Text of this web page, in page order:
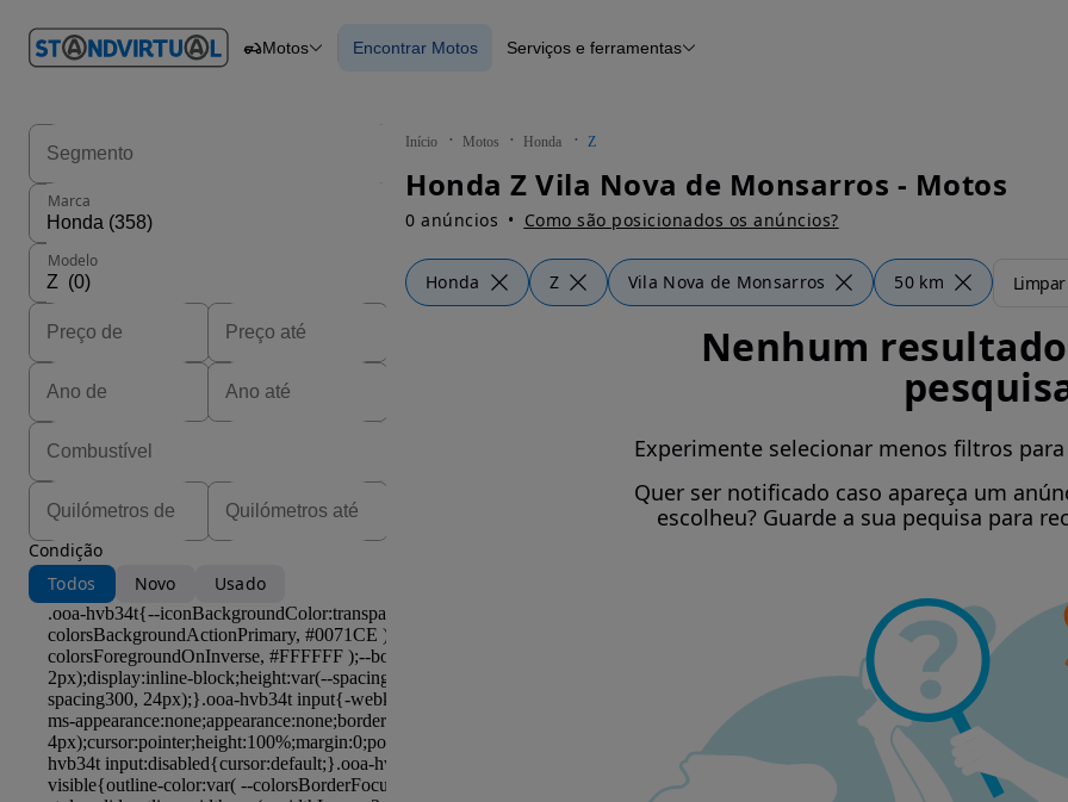
em
Carros Carros
Motos Encontrar Motos Serviços e ferramentas
Início Motos Honda Z
Honda Z Vila Nova de Monsarros - Motos
0 anúncios Como são posicionados os anúncios?
Honda Z Vila Nova de Monsarros 50 km
Marca
Modelo
Condição
Todos
Novo Usado
Nenhum
Experimente selecionar menos filtros
Quer ser notificado caso apareça um
escolheu? Guarde a sua pequisa para